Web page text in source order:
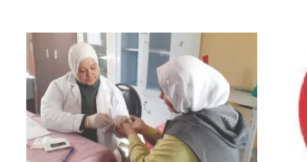
الحرب
حربين
والضربة
القاضية